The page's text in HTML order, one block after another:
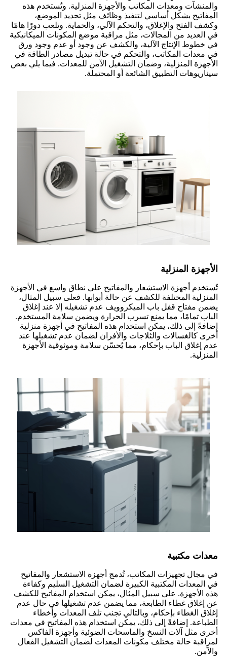
والمنشآت ومعدات المكاتب والأجهزة المنزلية. وتُستخدم هذه
المفاتيح بشكل أساسي لتنفيذ وظائف مثل تحديد الموضع،
وكشف الفتح والإغلاق، والتحكم الآلي، والحماية. وتلعب دورًا هامًا
في العديد من المجالات، مثل مراقبة موضع المكونات الميكانيكية
في خطوط الإنتاج الآلية، والكشف عن وجود أو عدم وجود ورق
في معدات المكاتب، والتحكم في حالة تبديل مصادر الطاقة في
الأجهزة المنزلية، وضمان التشغيل الآمن للمعدات. فيما يلي بعض
سيناريوهات التطبيق الشائعة أو المحتملة.
الأجهزة المنزلية
تُستخدم أجهزة الاستشعار والمفاتيح على نطاق واسع في الأجهزة
المنزلية المختلفة للكشف عن حالة أبوابها. فعلى سبيل المثال،
يضمن مفتاح قفل باب الميكروويف عدم تشغيله إلا عند إغلاق
الباب تمامًا، مما يمنع تسرب الحرارة ويضمن سلامة المستخدم.
إضافةً إلى ذلك، يمكن استخدام هذه المفاتيح في أجهزة منزلية
أخرى كالغسالات والثلاجات والأفران لضمان عدم تشغيلها عند
عدم إغلاق الباب بإحكام، مما يُحسّن سلامة وموثوقية الأجهزة
المنزلية.
معدات مكتبية
في مجال تجهيزات المكاتب، تُدمج أجهزة الاستشعار والمفاتيح
في المعدات المكتبية الكبيرة لضمان التشغيل السليم وكفاءة
هذه الأجهزة. على سبيل المثال، يمكن استخدام المفاتيح للكشف
عن إغلاق غطاء الطابعة، مما يضمن عدم تشغيلها في حال عدم
إغلاق الغطاء بإحكام، وبالتالي تجنب تلف المعدات وأخطاء
الطباعة. إضافةً إلى ذلك، يمكن استخدام هذه المفاتيح في معدات
أخرى مثل آلات النسخ والماسحات الضوئية وأجهزة الفاكس
لمراقبة حالة مختلف مكونات المعدات لضمان التشغيل الفعال
والآمن.